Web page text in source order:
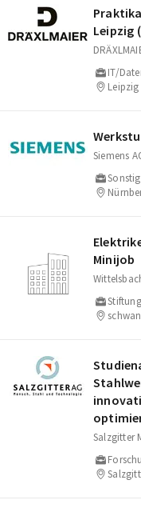
Leipzig
IT/
Leipzig
Siemens
Minijob
Stiftung
Salzgitter